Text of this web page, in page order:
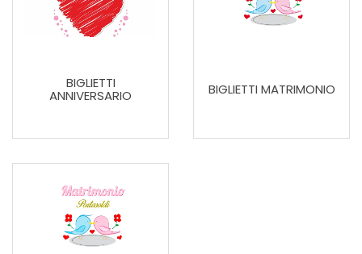
BIGLIETTI
ANNIVERSARIO BIGLIETTI MATRIMONIO